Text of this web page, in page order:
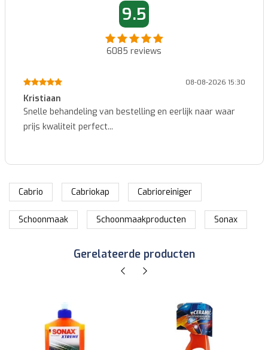
9.5
6085 reviews
2026 15:30
waar
08-
Makkelijk te bestellen en snelle levering...
Cabrio Cabriokap Cabrioreiniger
Schoonmaak Schoonmaakproducten Sonax
Gerelateerde producten